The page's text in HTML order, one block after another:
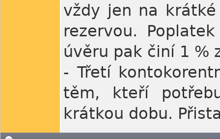
vždy jen na
rezervou.
úvěru pak činí 1 %
- Třetí
těm, kteří
krátkou dobu.